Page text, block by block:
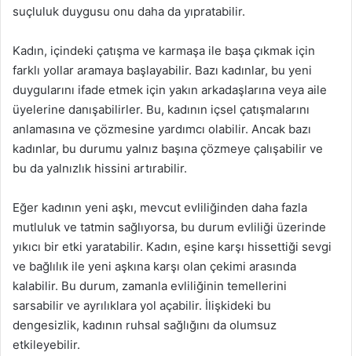
suçluluk duygusu onu daha da yıpratabilir.
Kadın, içindeki çatışma ve karmaşa ile başa çıkmak için
farklı yollar aramaya başlayabilir. Bazı kadınlar, bu yeni
duygularını ifade etmek için yakın arkadaşlarına veya aile
üyelerine danışabilirler. Bu, kadının içsel çatışmalarını
anlamasına ve çözmesine yardımcı olabilir. Ancak bazı
kadınlar, bu durumu yalnız başına çözmeye çalışabilir ve
bu da yalnızlık hissini artırabilir.
Eğer kadının yeni aşkı, mevcut evliliğinden daha fazla
mutluluk ve tatmin sağlıyorsa, bu durum evliliği üzerinde
yıkıcı bir etki yaratabilir. Kadın, eşine karşı hissettiği sevgi
ve bağlılık ile yeni aşkına karşı olan çekimi arasında
kalabilir. Bu durum, zamanla evliliğinin temellerini
sarsabilir ve ayrılıklara yol açabilir. İlişkideki bu
dengesizlik, kadının ruhsal sağlığını da olumsuz
etkileyebilir.